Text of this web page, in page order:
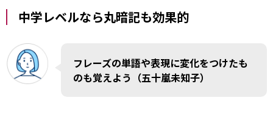
中学レベルなら丸暗記も効果的
フレーズの単語や表現に変化をつけたも
のも覚えよう（五十嵐未知子）